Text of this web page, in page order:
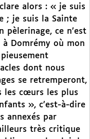
alors : « je suis
; je suis la Sainte
ce n’est
Domrémy où mon
dont nous
se retremperont,
les cœurs les plus
», c’est-à-dire
annexés par
très critique